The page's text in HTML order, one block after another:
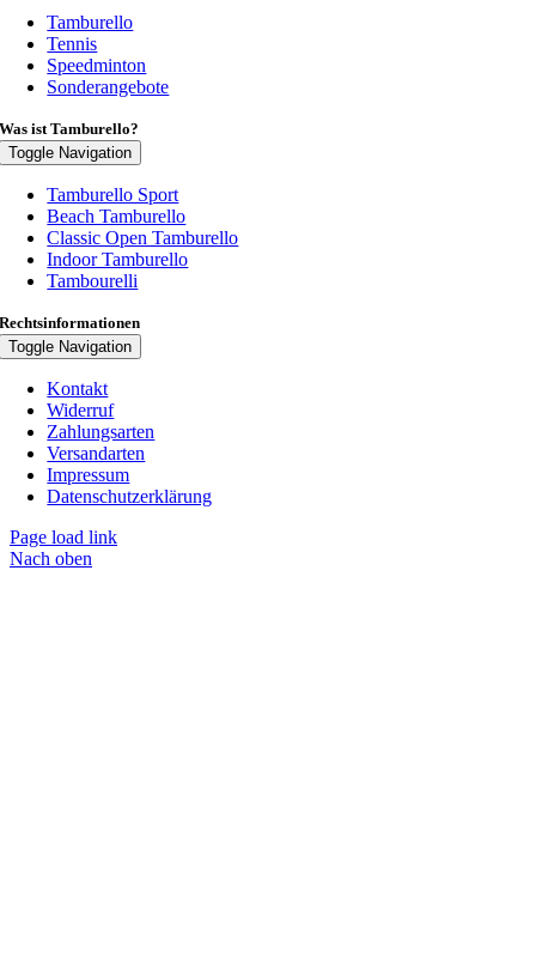
Tamburello
Tennis
Speedminton
Sonderangebote
Was ist Tamburello?
Toggle Navigation
Tamburello Sport
Beach Tamburello
Classic Open Tamburello
Indoor Tamburello
Tambourelli
Rechtsinformationen
Toggle Navigation
Kontakt
Widerruf
Zahlungsarten
Versandarten
Impressum
Datenschutzerklärung
Page load link
Nach oben